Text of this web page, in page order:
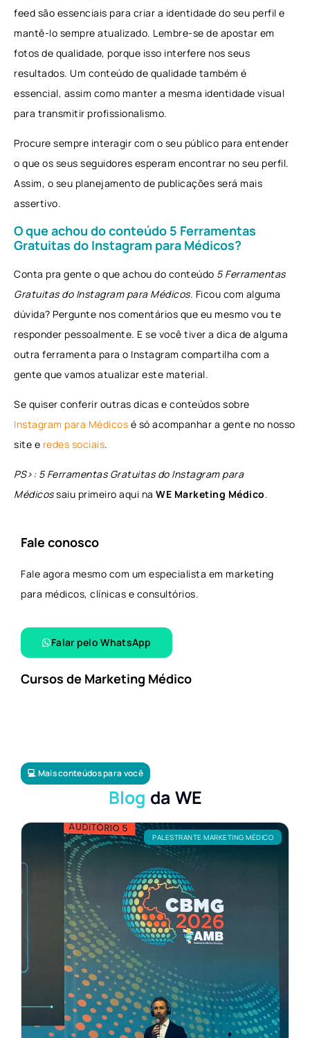
feed são essenciais para criar a identidade do seu perfil e
mantê-lo sempre atualizado. Lembre-se de apostar em
fotos de qualidade, porque isso interfere nos seus
resultados. Um conteúdo de qualidade também é
essencial, assim como manter a mesma identidade visual
para transmitir profissionalismo.
Procure sempre interagir com o seu público para entender
o que os seus seguidores esperam encontrar no seu perfil.
Assim, o seu planejamento de publicações será mais
assertivo.
O que achou do conteúdo 5 Ferramentas
Gratuitas do Instagram para Médicos?
Conta pra gente o que achou do conteúdo 5 Ferramentas
Gratuitas do Instagram para Médicos. Ficou com alguma
dúvida? Pergunte nos comentários que eu mesmo vou te
responder pessoalmente. E se você tiver a dica de alguma
outra ferramenta para o Instagram compartilha com a
gente que vamos atualizar este material.
Se quiser conferir outras dicas e conteúdos sobre
Instagram para Médicos é só acompanhar a gente no nosso
site e redes sociais.
PS>: 5 Ferramentas Gratuitas do Instagram para
Médicossaiu primeiro aqui na WE Marketing Médico.
Fale conosco
Fale agora mesmo com um especialista em marketing
para médicos, clínicas e consultórios.
Falar pelo WhatsApp​
Cursos de Marketing Médico
💻 Mais conteúdos para você
Blog da WE
PALESTRANTE MARKETING MÉDICO